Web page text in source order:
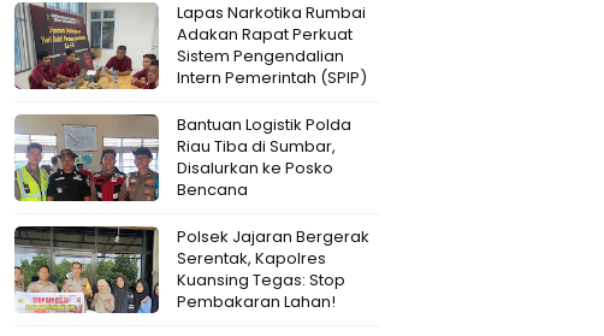
Lapas Narkotika Rumbai
Adakan Rapat Perkuat
Sistem Pengendalian
Intern Pemerintah (SPIP)
Bantuan Logistik Polda
Riau Tiba di Sumbar,
Disalurkan ke Posko
Bencana
Polsek Jajaran Bergerak
Serentak, Kapolres
Kuansing Tegas: Stop
Pembakaran Lahan!